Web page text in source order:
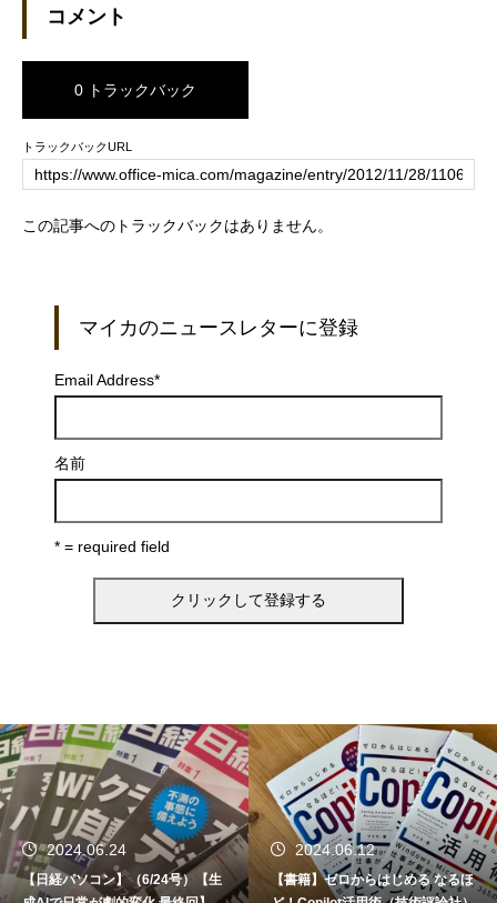
コメント
0 トラックバック
トラックバックURL
この記事へのトラックバックはありません。
マイカのニュースレターに登録
Email Address*
名前
* = required field
2024.06.24
【日経パソコン】（6/24号）【生
2024.06.12
【書籍】ゼロからはじめる なるほ